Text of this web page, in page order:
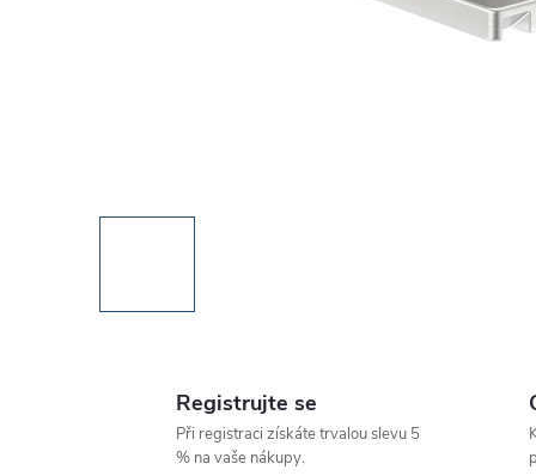
Registrujte se
Při registraci získáte trvalou slevu 5
% na vaše nákupy.